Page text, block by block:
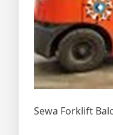
Sewa Forklift